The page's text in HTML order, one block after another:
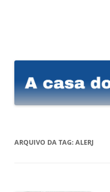
ARQUIVO DA TAG: ALERJ